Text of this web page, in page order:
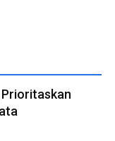
Prioritaskan